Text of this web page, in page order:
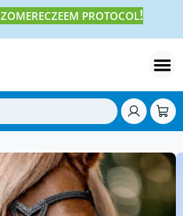
ZOMERECZEEM PROTOCOL!